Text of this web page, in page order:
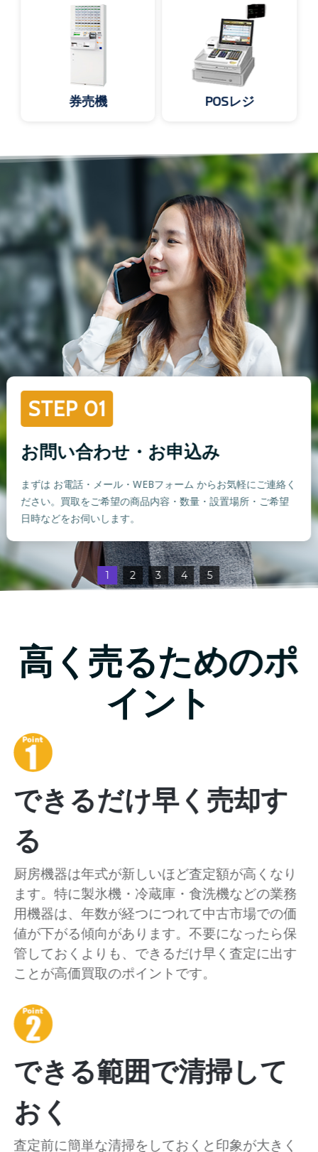
券売機 POSレジ
STEP 01
お問い合わせ・お申込み
まずは お電話・メール・WEBフォーム からお気軽にご連絡く
ださい。買取をご希望の商品内容・数量・設置場所・ご希望
日時などをお伺いします。
1 2 3 4 5
高く売るためのポ
イント
できるだけ早く売却す
る
厨房機器は年式が新しいほど査定額が高くなり
ます。特に製氷機・冷蔵庫・食洗機などの業務
用機器は、年数が経つにつれて中古市場での価
値が下がる傾向があります。不要になったら保
管しておくよりも、できるだけ早く査定に出す
ことが高価買取のポイントです。
できる範囲で清掃して
おく
査定前に簡単な清掃をしておくと印象が大きく